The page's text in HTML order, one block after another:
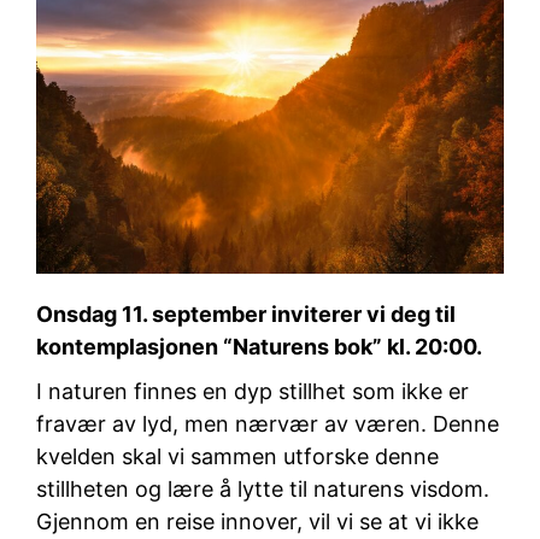
Onsdag 11. september inviterer vi deg til
kontemplasjonen “Naturens bok” kl. 20:00.
I naturen finnes en dyp stillhet som ikke er
fravær av lyd, men nærvær av væren. Denne
kvelden skal vi sammen utforske denne
stillheten og lære å lytte til naturens visdom.
Gjennom en reise innover, vil vi se at vi ikke